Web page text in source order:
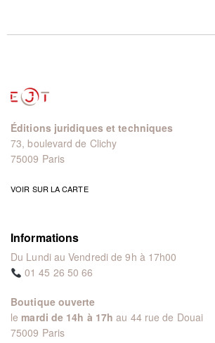
Éditions juridiques et techniques
73, boulevard de Clichy
75009 Paris
VOIR SUR LA CARTE
Informations
Du Lundi au Vendredi de 9h à 17h00
01 45 26 50 66
Boutique ouverte
le mardi de 14h à 17h au 44 rue de Douai
75009 Paris